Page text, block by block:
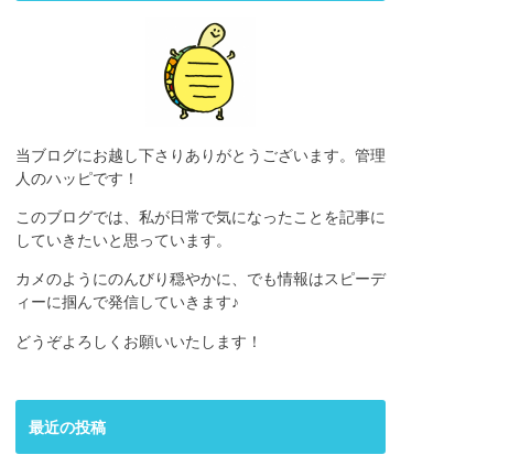
当ブログにお越し下さりありがとうございます。管理
人のハッピです！
このブログでは、私が日常で気になったことを記事に
していきたいと思っています。
カメのようにのんびり穏やかに、でも情報はスピーデ
ィーに掴んで発信していきます♪
どうぞよろしくお願いいたします！
最近の投稿